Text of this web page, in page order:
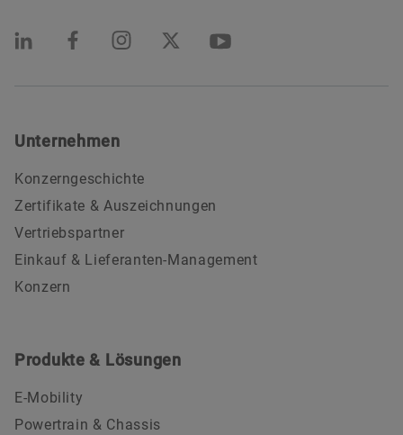
Unternehmen
Konzerngeschichte
Zertifikate & Auszeichnungen
Vertriebspartner
Einkauf & Lieferanten-Management
Konzern
Produkte & Lösungen
E-Mobility
Powertrain & Chassis